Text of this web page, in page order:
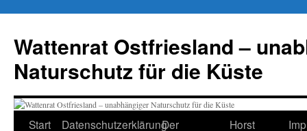
springen
Wattenrat Ostfriesland –
Naturschutz für die Küste
Start DatenschutzerklärungDer
Horst